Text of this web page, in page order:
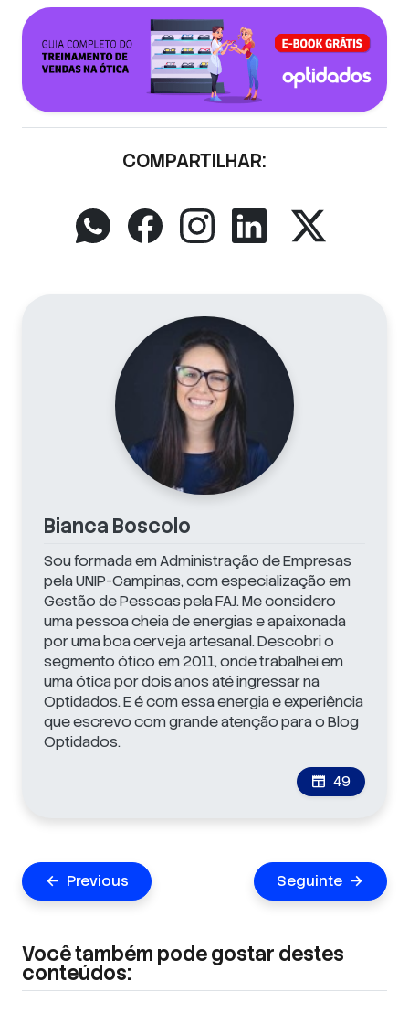
COMPARTILHAR:
Bianca Boscolo
Sou formada em Administração de Empresas
pela UNIP-Campinas, com especialização em
Gestão de Pessoas pela FAJ. Me considero
uma pessoa cheia de energias e apaixonada
por uma boa cerveja artesanal. Descobri o
segmento ótico em 2011, onde trabalhei em
uma ótica por dois anos até ingressar na
Optidados. E é com essa energia e experiência
que escrevo com grande atenção para o Blog
Optidados.
newspaper 49
Navegação
de
arrow_back Previous Seguinte arrow_forward
Você também pode gostar destes
conteúdos: